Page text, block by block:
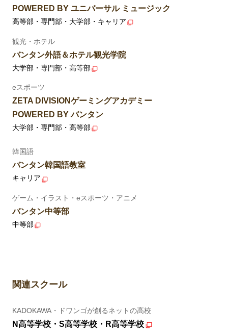
POWERED BY ユニバーサル ミュージック
高等部・専門部・大学部・キャリア
観光・ホテル
バンタン外語＆ホテル観光学院
大学部・専門部・高等部
eスポーツ
ZETA DIVISIONゲーミングアカデミー
POWERED BY バンタン
大学部・専門部・高等部
韓国語
バンタン韓国語教室
キャリア
ゲーム・イラスト・eスポーツ・アニメ
バンタン中等部
中等部
関連スクール
KADOKAWA・ドワンゴが創るネットの高校
N高等学校・S高等学校・R高等学校